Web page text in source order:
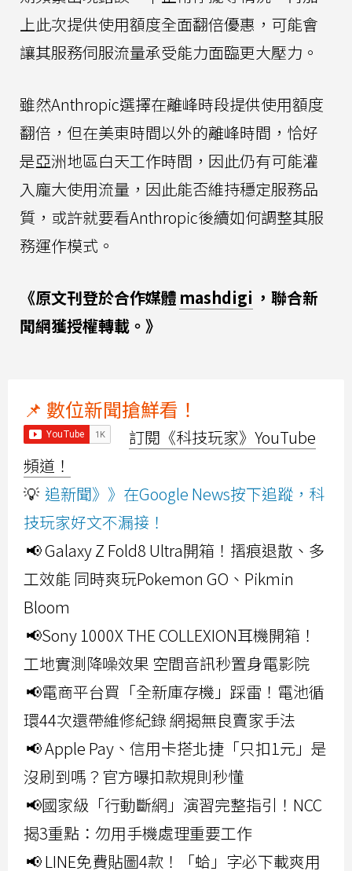
上此次提供使用額度全面翻倍優惠，可能會
讓其服務伺服流量承受能力面臨更大壓力。
雖然Anthropic選擇在離峰時段提供使用額度
翻倍，但在美東時間以外的離峰時間，恰好
是亞洲地區白天工作時間，因此仍有可能灌
入龐大使用流量，因此能否維持穩定服務品
質，或許就要看Anthropic後續如何調整其服
務運作模式。
《原文刊登於合作媒體 mashdigi ，聯合新
聞網獲授權轉載。》
📌 數位新聞搶鮮看！
訂閱《科技玩家》YouTube
頻道！
💡 追新聞》》在Google News按下追蹤，科
技玩家好文不漏接！
📢 Galaxy Z Fold8 Ultra開箱！摺痕退散、多
工效能 同時爽玩Pokemon GO、Pikmin
Bloom
📢Sony 1000X THE COLLEXION耳機開箱！
工地實測降噪效果 空間音訊秒置身電影院
📢電商平台買「全新庫存機」踩雷！電池循
環44次還帶維修紀錄 網揭無良賣家手法
📢 Apple Pay、信用卡搭北捷「只扣1元」是
沒刷到嗎？官方曝扣款規則秒懂
📢國家級「行動斷網」演習完整指引！NCC
揭3重點：勿用手機處理重要工作
📢 LINE免費貼圖4款！「蛤」字必下載爽用